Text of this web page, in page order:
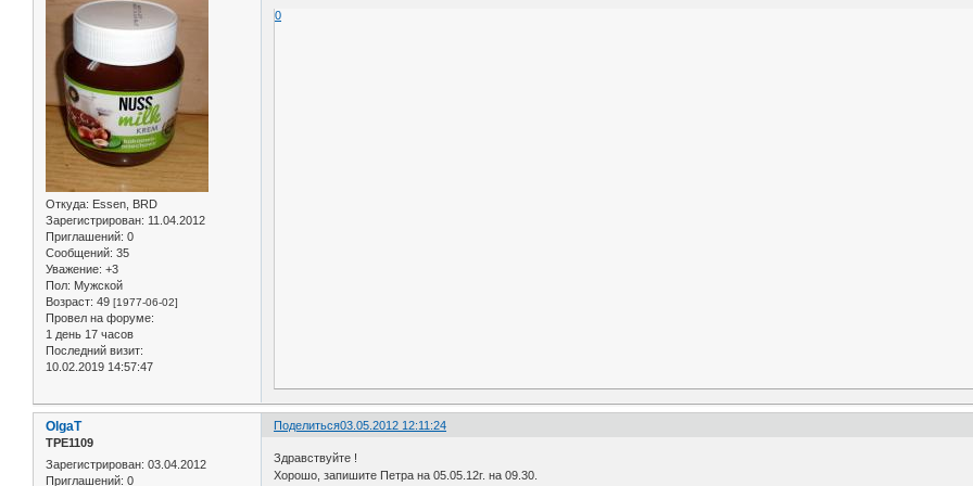
Откуда: Essen, BRD
Зарегистрирован: 11.04.2012
Приглашений: 0
Сообщений: 35
Уважение: +3
Пол: Мужской
Возраст: 49 [1977-06-02]
Провел на форуме:
1 день 17 часов
Последний визит:
10.02.2019 14:57:47
0
Поделиться03.05.2012 12:11:24
OlgaT
ТРЕ1109
Зарегистрирован: 03.04.2012
Приглашений: 0
Здравствуйте !
Хорошо, запишите Петра на 05.05.12г. на 09.30.